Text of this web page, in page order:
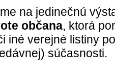
na jedinečnú
občana, ktorá
iné verejné listiny
súčasnosti.